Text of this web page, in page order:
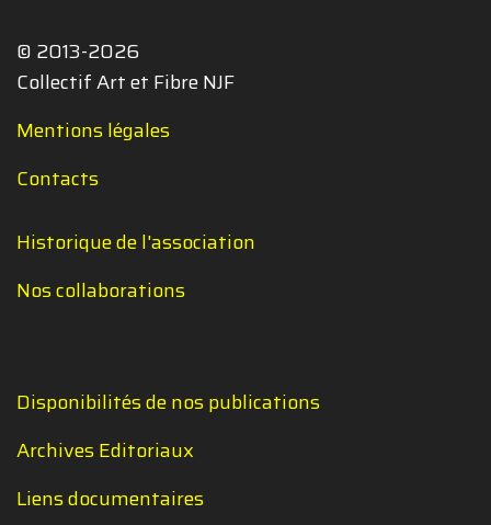
© 2013-2026
Collectif Art et Fibre NJF
Mentions légales
Contacts
Historique de l'association
Nos collaborations
Disponibilités de nos publications
Archives Editoriaux
Liens documentaires